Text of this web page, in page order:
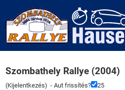
Szombathely Rallye (2004)
(Kijelentkezés) - Aut frissítés? 25